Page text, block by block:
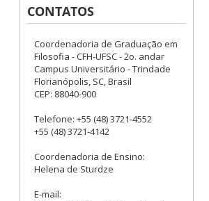
CONTATOS
Coordenadoria de Graduação em
Filosofia - CFH-UFSC - 2o. andar
Campus Universitário - Trindade
Florianópolis, SC, Brasil
CEP: 88040-900
Telefone: +55 (48) 3721-4552
+55 (48) 3721-4142
Coordenadoria de Ensino:
Helena de Sturdze
E-mail: